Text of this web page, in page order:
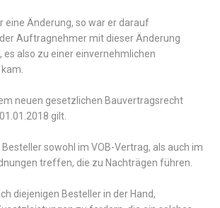
eine Änderung, so war er darauf
Auftragnehmer mit dieser Änderung
es also zu einer einvernehmlichen
neuen gesetzlichen Bauvertragsrecht
gilt.
sowohl im VOB-Vertrag, als auch im
treffen, die zu Nachträgen führen.
diejenigen Besteller in der Hand,